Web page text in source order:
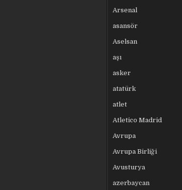
Arsenal
asansör
Aselsan
aşı
asker
atatürk
atlet
Atletico Madrid
Avrupa
Avrupa Birliği
Avusturya
azerbaycan